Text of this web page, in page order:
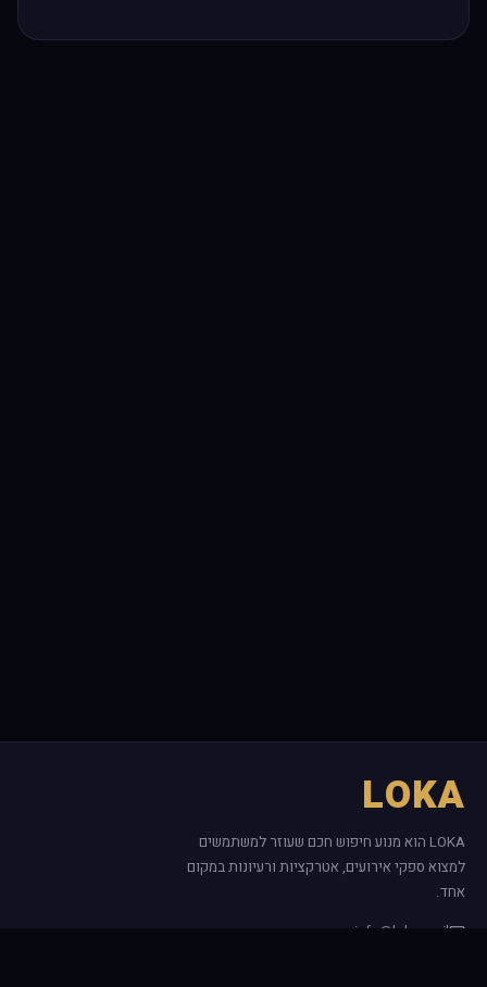
LOKA
LOKA הוא מנוע חיפוש חכם שעוזר למשתמשים
למצוא ספקי אירועים, אטרקציות ורעיונות במקום
אחד.
info@loka.co.il